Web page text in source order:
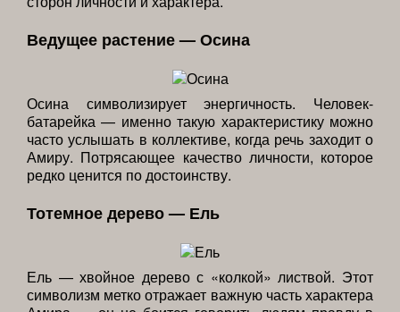
Ведущее растение — Осина
Осина символизирует энергичность. Человек-
батарейка — именно такую характеристику можно
часто услышать в коллективе, когда речь заходит о
Амиру. Потрясающее качество личности, которое
редко ценится по достоинству.
Тотемное дерево — Ель
Ель — хвойное дерево с «колкой» листвой. Этот
символизм метко отражает важную часть характера